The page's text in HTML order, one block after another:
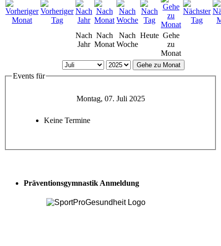
Nach
Jahr
Nach
Monat
Nach
Woche
Heute Gehe
zu
Monat
Gehe zu Monat
Events für
Montag, 07. Juli 2025
Keine Termine
Präventionsgymnastik Anmeldung